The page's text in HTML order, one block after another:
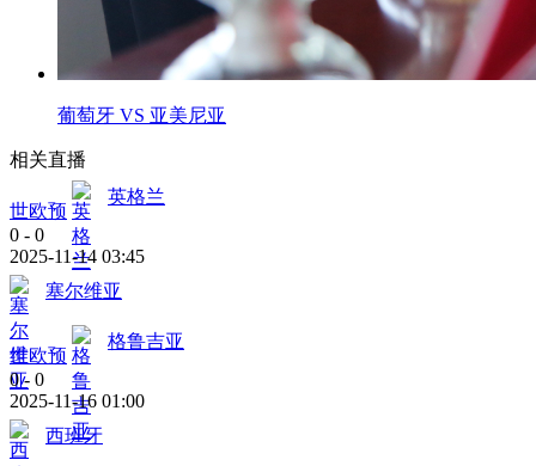
葡萄牙 VS 亚美尼亚
相关直播
世欧预
英格兰
0 - 0
2025-11-14 03:45
塞尔维亚
世欧预
格鲁吉亚
0 - 0
2025-11-16 01:00
西班牙